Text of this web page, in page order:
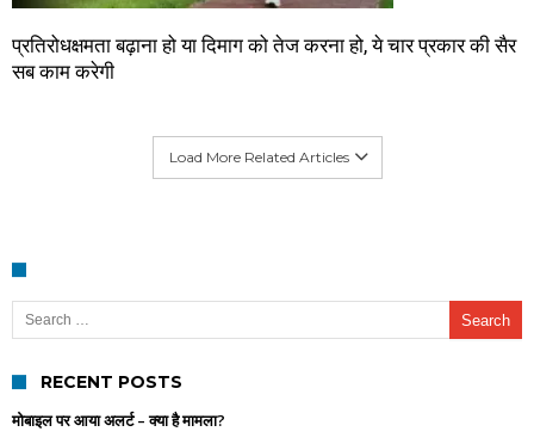
प्रतिरोधक्षमता बढ़ाना हो या दिमाग को तेज करना हो, ये चार प्रकार की सैर
सब काम करेगी
Load More Related Articles
Search for:
RECENT POSTS
मोबाइल पर आया अलर्ट – क्या है मामला?